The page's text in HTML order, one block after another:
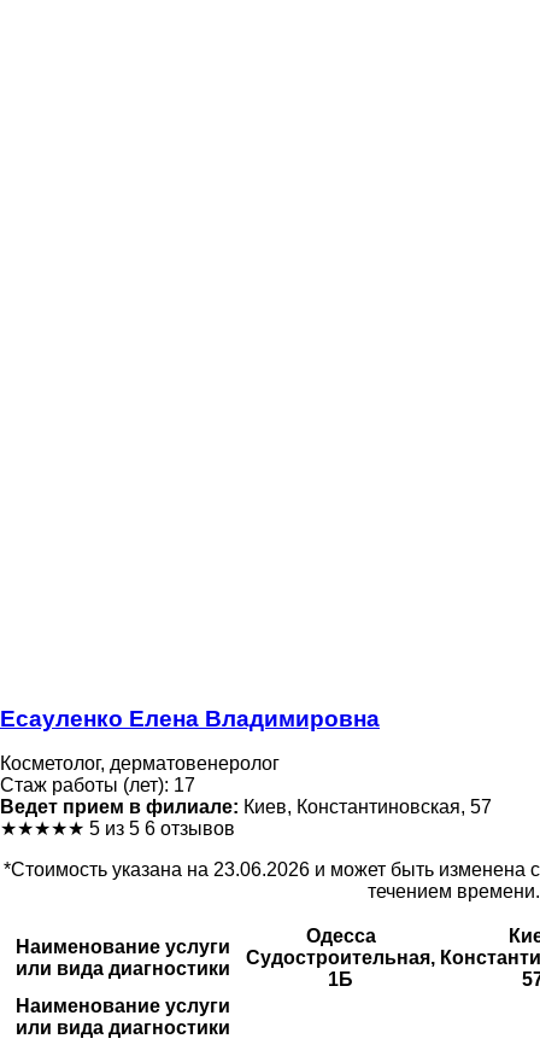
Есауленко Елена Владимировна
Косметолог, дерматовенеролог
Стаж работы (лет): 17
Ведет прием в филиале: Киев, Константиновская, 57
★★★★★ 5 из 5 6 отзывов
*Стоимость указана на 23.06.2026 и может быть изменена с
течением времени.
Наименование услуги
или вида диагностики
Одесса
Судостроительная,
1Б
Наименование услуги
или вида диагностики